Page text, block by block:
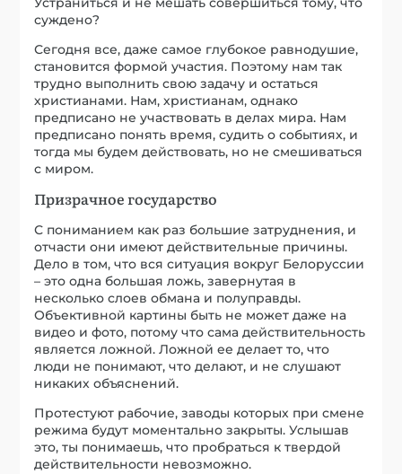
суждено?
Сегодня все, даже самое глубокое равнодушие,
становится формой участия. Поэтому нам так
трудно выполнить свою задачу и остаться
христианами. Нам, христианам, однако
предписано не участвовать в делах мира. Нам
предписано понять время, судить о событиях, и
тогда мы будем действовать, но не смешиваться
с миром.
Призрачное государство
С пониманием как раз большие затруднения, и
отчасти они имеют действительные причины.
Дело в том, что вся ситуация вокруг Белоруссии
– это одна большая ложь, завернутая в
несколько слоев обмана и полуправды.
Объективной картины быть не может даже на
видео и фото, потому что сама действительность
является ложной. Ложной ее делает то, что
люди не понимают, что делают, и не слушают
никаких объяснений.
Протестуют рабочие, заводы которых при смене
режима будут моментально закрыты. Услышав
это, ты понимаешь, что пробраться к твердой
действительности невозможно.